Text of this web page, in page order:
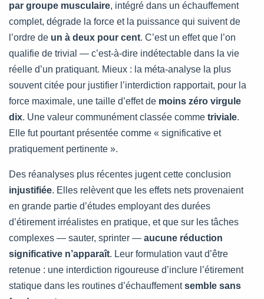
par groupe musculaire, intégré dans un échauffement
complet, dégrade la force et la puissance qui suivent de
l’ordre de un à deux pour cent. C’est un effet que l’on
qualifie de trivial — c’est-à-dire indétectable dans la vie
réelle d’un pratiquant. Mieux : la méta-analyse la plus
souvent citée pour justifier l’interdiction rapportait, pour la
force maximale, une taille d’effet de moins zéro virgule
dix. Une valeur communément classée comme triviale.
Elle fut pourtant présentée comme « significative et
pratiquement pertinente ».
Des réanalyses plus récentes jugent cette conclusion
injustifiée. Elles relèvent que les effets nets provenaient
en grande partie d’études employant des durées
d’étirement irréalistes en pratique, et que sur les tâches
complexes — sauter, sprinter — aucune réduction
significative n’apparaît. Leur formulation vaut d’être
retenue : une interdiction rigoureuse d’inclure l’étirement
statique dans les routines d’échauffementsemble sans